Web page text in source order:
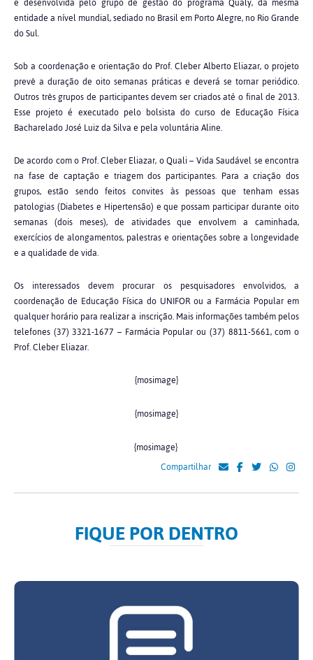
entidade a nível mundial, sediado no Brasil em Porto Alegre, no Rio Grande
do Sul.
Sob a coordenação e orientação do Prof. Cleber Alberto Eliazar, o projeto
prevê a duração de oito semanas práticas e deverá se tornar periódico.
Outros três grupos de participantes devem ser criados até o final de 2013.
Esse projeto é executado pelo bolsista do curso de Educação Física
Bacharelado José Luiz da Silva e pela voluntária Aline.
De acordo com o Prof. Cleber Eliazar, o Quali – Vida Saudável se encontra
na fase de captação e triagem dos participantes. Para a criação dos
grupos, estão sendo feitos convites às pessoas que tenham essas
patologias (Diabetes e Hipertensão) e que possam participar durante oito
semanas (dois meses), de atividades que envolvem a caminhada,
exercícios de alongamentos, palestras e orientações sobre a longevidade
e a qualidade de vida.
Os interessados devem procurar os pesquisadores envolvidos, a
coordenação de Educação Física do UNIFOR ou a Farmácia Popular em
qualquer horário para realizar a inscrição. Mais informações também pelos
telefones (37) 3321-1677 – Farmácia Popular ou (37) 8811-5661, com o
Prof. Cleber Eliazar.
{mosimage}
{mosimage}
{mosimage}
Compartilhar
FIQUE POR DENTRO